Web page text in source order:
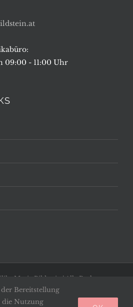
09:00 - 11:00 Uhr
Maria Bildstein | Alle Rechte
vorbehalten
Bereitstellung
die Nutzung